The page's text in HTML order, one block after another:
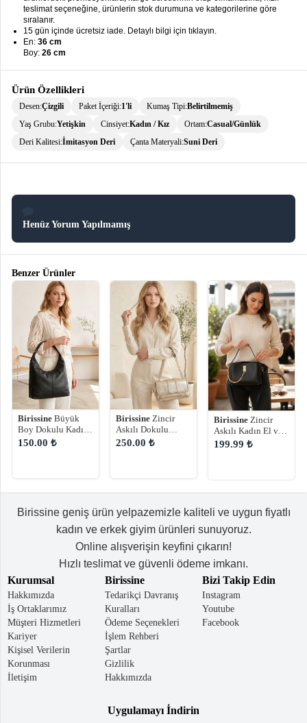
Giyimkeyboard_arrow_down
teslimat seçeneğine, ürünlerin stok durumuna ve kategorilerine göre
sıralanır.
15 gün içinde ücretsiz iade. Detaylı bilgi için tıklayın.
En: 36 cm
Boy: 26 cm
Ürün Özellikleri
Desen:Çizgili Paket İçeriği:1'li Kumaş Tipi:Belirtilmemiş
Yaş Grubu:Yetişkin Cinsiyet:Kadın / Kız Ortam:Casual/Günlük
Deri Kalitesi:İmitasyon Deri Çanta Materyali:Suni Deri
Henüz Yorum Yapılmamış
Benzer Ürünler
Birissine Büyük
Boy Dokulu Kadın
Omuz Çantası
150.00 ₺
Birissine Zincir
Askılı Dokulu
Kırışık Rugan
250.00 ₺
Birissine Zincir
Askılı Kadın El ve
Omuz Çantası
199.99 ₺
Birissine geniş ürün yelpazemizle kaliteli ve uygun fiyatlı
kadın ve erkek giyim ürünleri sunuyoruz.
Online alışverişin keyfini çıkarın!
Hızlı teslimat ve güvenli ödeme imkanı.
Kurumsal
Hakkımızda
İş Ortaklarımız
Müşteri Hizmetleri
Kariyer
Kişisel Verilerin
Korunması
İletişim
Birissine
Tedarikçi Davranış
Kuralları
Ödeme Seçenekleri
İşlem Rehberi
Şartlar
Gizlilik
Hakkımızda
Bizi Takip Edin
Instagram
Youtube
Facebook
Uygulamayı İndirin